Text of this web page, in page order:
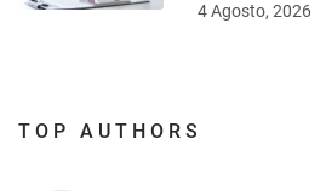
4 Agosto, 2026
TOP AUTHORS